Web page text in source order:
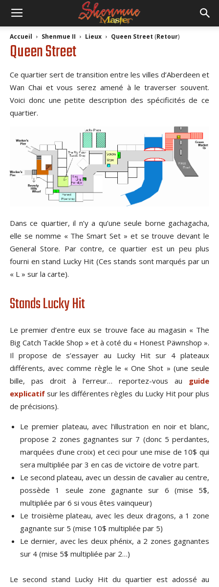
Accueil Shenmue II Lieux Queen Street (Retour)
Queen Street
Ce quartier sert de transition entre les villes d’Aberdeen et
Wan Chai et vous serez amené à le traverser souvent.
Voici donc une petite description des spécificités de ce
quartier.
Dans ce quartier, il n’y a qu’une seule borne gachagacha,
elle se nomme « The Smart Set » et se trouve devant le
General Store. Par contre, ce quartier est un peu plus
fourni en stand Lucky Hit (Ces stands sont marqués par un
« L » sur la carte).
Stands Lucky Hit
Le premier d’entre eux se trouve face au magasin « The
Big Catch Tackle Shop » et à coté du « Honest Päwnshop ».
Il propose de s’essayer au Lucky Hit sur 4 plateaux
différents, avec comme règle le « One Shot » (une seule
bille, pas droit à l’erreur… reportez-vous au guide
explicatif sur les différentes règles du Lucky Hit pour plus
de précisions).
Le premier plateau, avec l’illustration en noir et blanc,
propose 2 zones gagnantes sur 7 (donc 5 perdantes,
marquées d’une croix) et ceci pour une mise de 10$ qui
sera multipliée par 3 en cas de victoire de votre part.
Le second plateau, avec un dessin de cavalier au centre,
possède 1 seule zone gagnante sur 6 (mise 5$,
multipliée par 6 si vous êtes vainqueur)
Le troisième plateau, avec les deux dragons, a 1 zone
gagnante sur 5 (mise 10$ multipliée par 5)
Le dernier, avec les deux phénix, a 2 zones gagnantes
sur 4 (mise 5$ multipliée par 2…)
Le second stand Lucky Hit du quartier est adossé au